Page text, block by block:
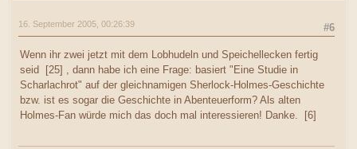
#6
16. September 2005, 00:26:39
Wenn ihr zwei jetzt mit dem Lobhudeln und Speichellecken fertig
seid [25] , dann habe ich eine Frage: basiert "Eine Studie in
Scharlachrot" auf der gleichnamigen Sherlock-Holmes-Geschichte
bzw. ist es sogar die Geschichte in Abenteuerform? Als alten
Holmes-Fan würde mich das doch mal interessieren! Danke. [6]